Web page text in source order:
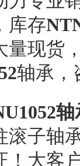
库存
量现货
轴承，
轴
滚子轴
！大客